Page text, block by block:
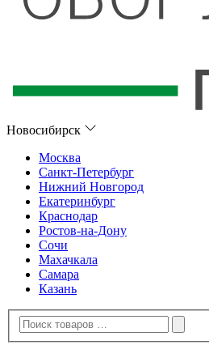
Новосибирск
Москва
Санкт-Петербург
Нижний Новгород
Екатеринбург
Краснодар
Ростов-на-Дону
Сочи
Махачкала
Самара
Казань